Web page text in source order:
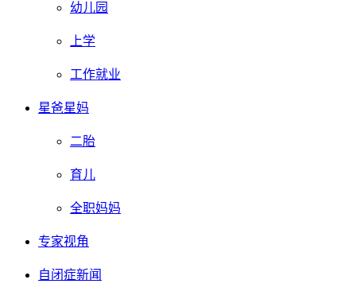
幼儿园
上学
工作就业
星爸星妈
二胎
育儿
全职妈妈
专家视角
自闭症新闻